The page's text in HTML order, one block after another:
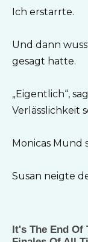
Ich erstarrte.
Und dann
gesagt hatte.
„Eigentlich“,
Verlässlichkeit
Monicas Mund
Susan neigte